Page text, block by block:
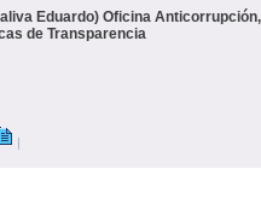
Eduardo) Oficina
de Transparencia
|